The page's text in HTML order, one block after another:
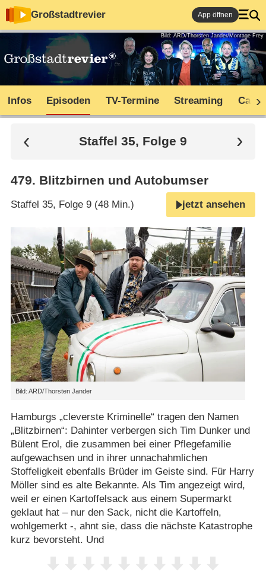
Großstadtrevier App öffnen
Bild: ARD/Thorsten Jander/Montage Frey
Infos Episoden TV-Termine Streaming Cast
Staffel 35, Folge 9
479. Blitzbirnen und Autobumser
Staffel 35, Folge 9 (48 Min.) jetzt ansehen
Bild: ARD/Thorsten Jander
Hamburgs „cleverste Kriminelle“ tragen den Namen
„Blitzbirnen“: Dahinter verbergen sich Tim Dunker und
Bülent Erol, die zusammen bei einer Pflegefamilie
aufgewachsen und in ihrer unnachahmlichen
Stoffeligkeit ebenfalls Brüder im Geiste sind. Für Harry
Möller sind es alte Bekannte. Als Tim angezeigt wird,
weil er einen Kartoffelsack aus einem Supermarkt
geklaut hat – nur den Sack, nicht die Kartoffeln,
wohlgemerkt -, ahnt sie, dass die nächste Katastrophe
kurz bevorsteht. Und